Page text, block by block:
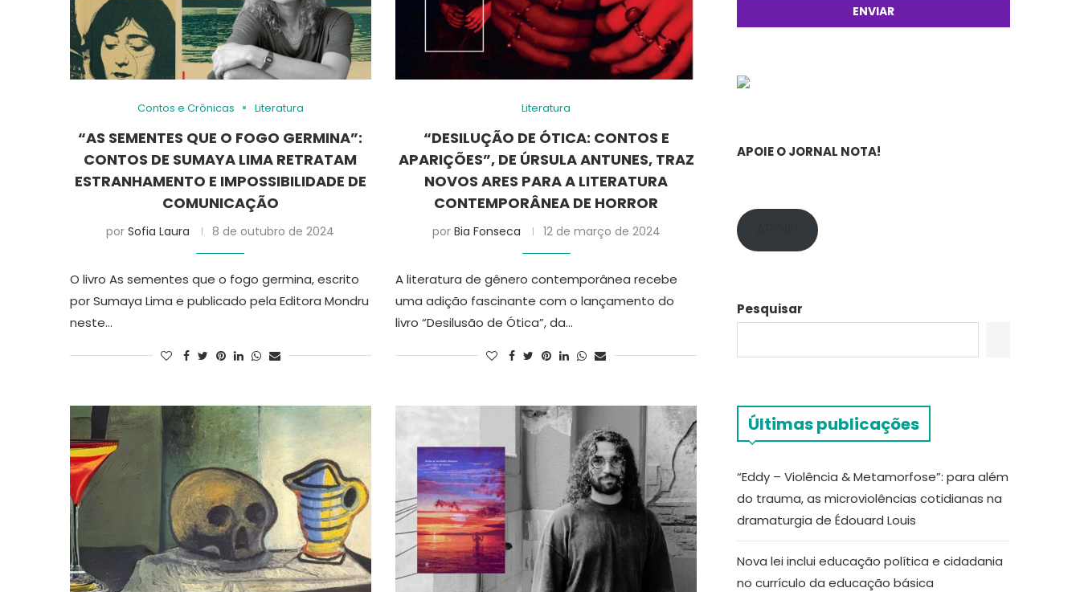
Contos e Crônicas Literatura
“AS SEMENTES QUE O FOGO GERMINA”:
CONTOS DE SUMAYA LIMA RETRATAM
ESTRANHAMENTO E IMPOSSIBILIDADE DE
COMUNICAÇÃO
porSofia Laura 8 de outubro de 2024
O livro As sementes que o fogo germina, escrito
por Sumaya Lima e publicado pela Editora Mondru
neste…
Literatura
“DESILUÇÃO DE ÓTICA: CONTOS E
APARIÇÕES”, DE ÚRSULA ANTUNES, TRAZ
NOVOS ARES PARA A LITERATURA
CONTEMPORÂNEA DE HORROR
por Bia Fonseca 12 de março de 2024
A literatura de gênero contemporânea recebe
uma adição fascinante com o lançamento do
livro “Desilusão de Ótica”, da…
APOIE O JORNAL NOTA!
Pesquisar
Últimas publicações
“Eddy – Violência & Metamorfose”: para além
do trauma, as microviolências cotidianas na
dramaturgia de Édouard Louis
Nova lei inclui educação política e cidadania
no currículo da educação básica